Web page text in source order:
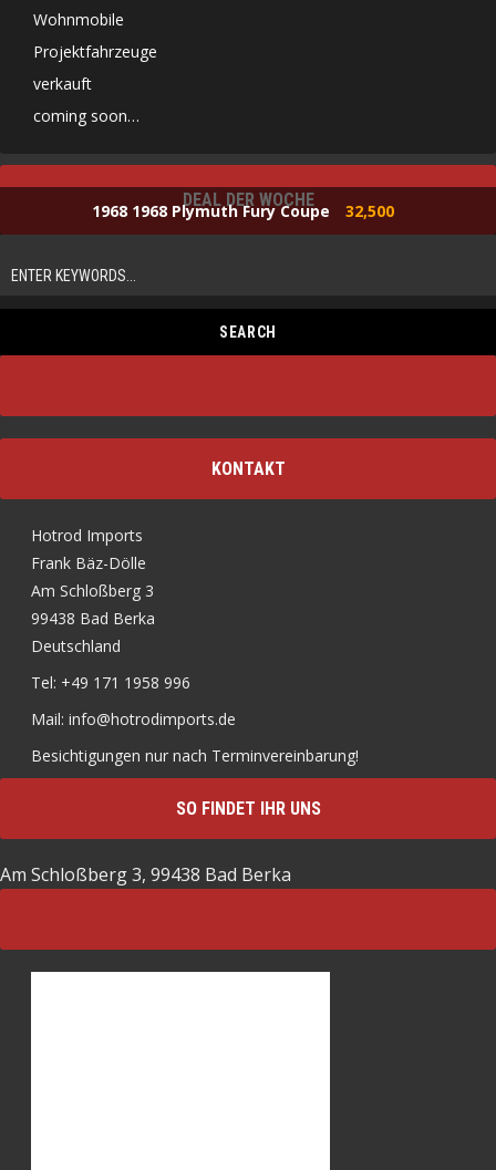
Wohnmobile
Projektfahrzeuge
verkauft
coming soon…
DEAL DER WOCHE
1968 1968 Plymuth Fury Coupe 32,500
KONTAKT
Hotrod Imports
Frank Bäz-Dölle
Am Schloßberg 3
99438 Bad Berka
Deutschland
Tel: +49 171 1958 996
Mail: info@hotrodimports.de
Besichtigungen nur nach Terminvereinbarung!
SO FINDET IHR UNS
Am Schloßberg 3, 99438 Bad Berka